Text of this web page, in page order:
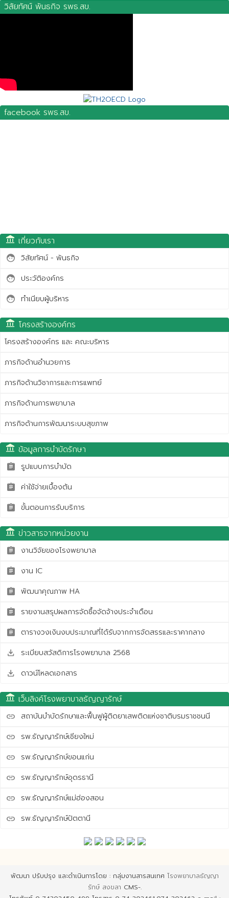
วิสัยทัศน์ พันธกิจ รพธ.สข.
facebook รพธ.สข.
account_balance เกี่ยวกับเรา
face วิสัยทัศน์ - พันธกิจ
face ประวัติองค์กร
face ทำเนียบผู้บริหาร
account_balance โครงสร้างองค์กร
โครงสร้างองค์กร และ คณะบริหาร
ภารกิจด้านอำนวยการ
ภารกิจด้านวิชาการและการแพทย์
ภารกิจด้านการพยาบาล
ภารกิจด้านการพัฒนาระบบสุขภาพ
account_balance ข้อมูลการบำบัดรักษา
assignment รูปแบบการบำบัด
assignment ค่าใช้จ่ายเบื้องต้น
assignment ขั้นตอนการรับบริการ
account_balance ข่าวสารจากหน่วยงาน
assignment งานวิจัยของโรงพยาบาล
assignment งาน IC
assignment พัฒนาคุณภาพ HA
assignment รายงานสรุปผลการจัดซื้อจัดจ้างประจำเดือน
assignment ตารางวงเงินงบประมาณที่ได้รับจากการจัดสรรและราคากลาง
save_alt ระเบียบสวัสดิการโรงพยาบาล 2568
save_alt ดาวน์โหลดเอกสาร
account_balance เว็บลิงค์โรงพยาบาลธัญญารักษ์
link สถาบันบำบัดรักษาและฟื้นฟูผู้ติดยาเสพติดแห่งชาติบรมราชชนนี
link รพ.ธัญญารักษ์เชียงใหม่
link รพ.ธัญญารักษ์ขอนแก่น
link รพ.ธัญญารักษ์อุดรธานี
link รพ.ธัญญารักษ์แม่ฮ่องสอน
link รพ.ธัญญารักษ์ปัตตานี
พัฒนา ปรับปรุง และดำเนินการโดย : กลุ่มงานสารสนเทศ โรงพยาบาลธัญญา
รักษ์ สงขลา CMS-.